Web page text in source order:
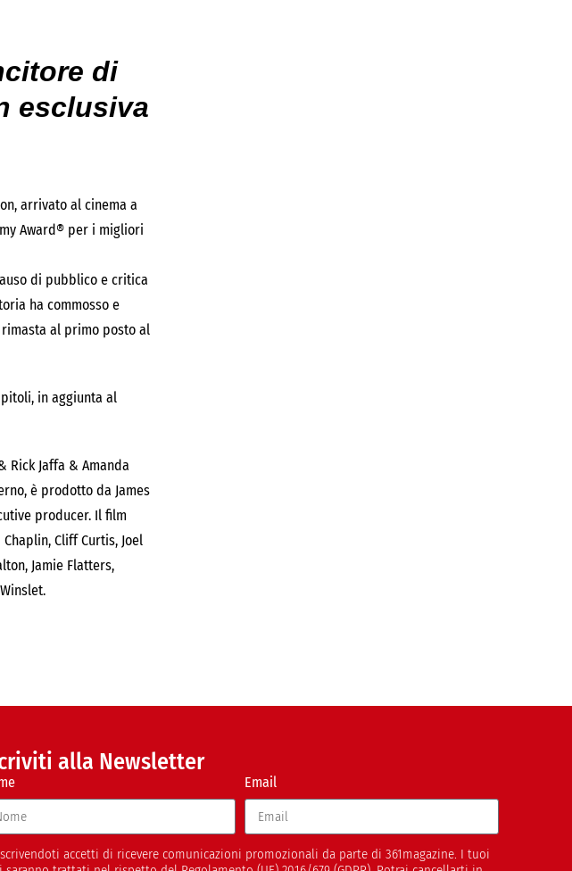
di
esclusiva
arrivato al cinema a
Award® per i migliori
di pubblico e critica
ha commosso e
al primo posto al
in aggiunta al
Rick Jaffa & Amanda
è prodotto da James
producer. Il film
Cliff Curtis, Joel
Jamie Flatters,
alla Newsletter
Email
accetti di ricevere comunicazioni promozionali da parte di 361magazine. I tuoi